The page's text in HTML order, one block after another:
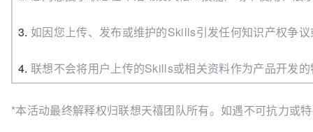
3. 如因您上传、发布或维护的Skills引发任何知识产权争
4. 联想不会将用户上传的Skills或相关资料作为产品开发
*本活动最终解释权归联想天禧团队所有。如遇不可抗力或